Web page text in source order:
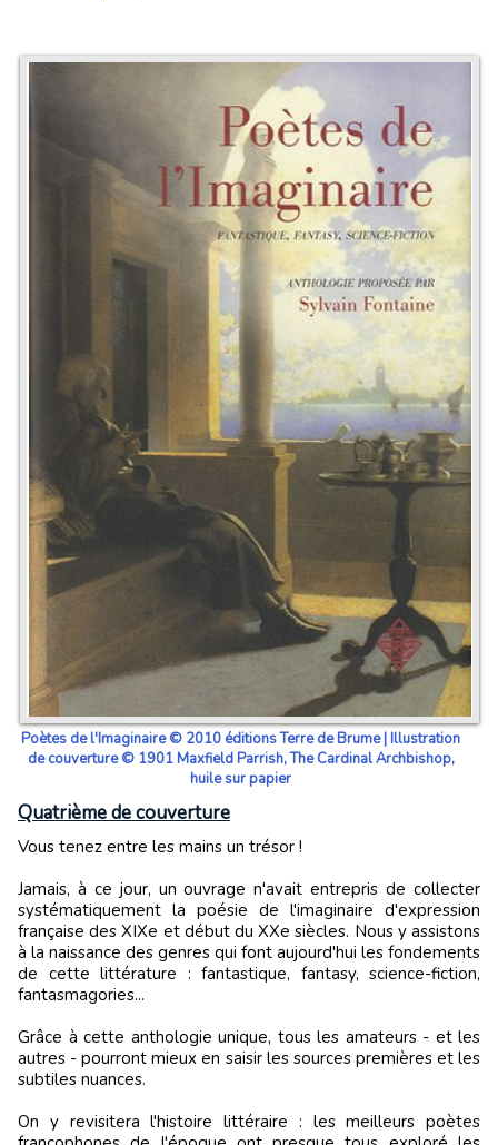
Poètes de l'Imaginaire © 2010 éditions Terre de Brume | Illustration
de couverture © 1901 Maxfield Parrish, The Cardinal Archbishop,
huile sur papier
Quatrième de couverture
Vous tenez entre les mains un trésor !
Jamais, à ce jour, un ouvrage n'avait entrepris de collecter
systématiquement la poésie de l'imaginaire d'expression
française des XIXe et début du XXe siècles. Nous y assistons
à la naissance des genres qui font aujourd'hui les fondements
de cette littérature : fantastique, fantasy, science-fiction,
fantasmagories...
Grâce à cette anthologie unique, tous les amateurs - et les
autres - pourront mieux en saisir les sources premières et les
subtiles nuances.
On y revisitera l'histoire littéraire : les meilleurs poètes